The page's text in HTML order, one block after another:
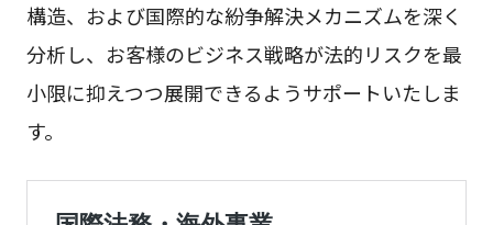
構造、および国際的な紛争解決メカニズムを深く
分析し、お客様のビジネス戦略が法的リスクを最
小限に抑えつつ展開できるようサポートいたしま
す。